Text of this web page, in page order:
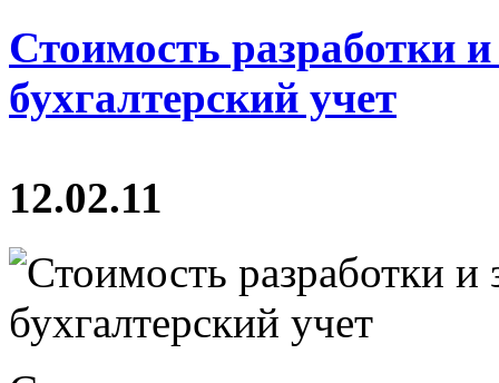
Стоимость разработки
бухгалтерский учет
12.02.11